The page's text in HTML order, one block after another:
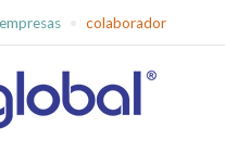
empresas colaborador